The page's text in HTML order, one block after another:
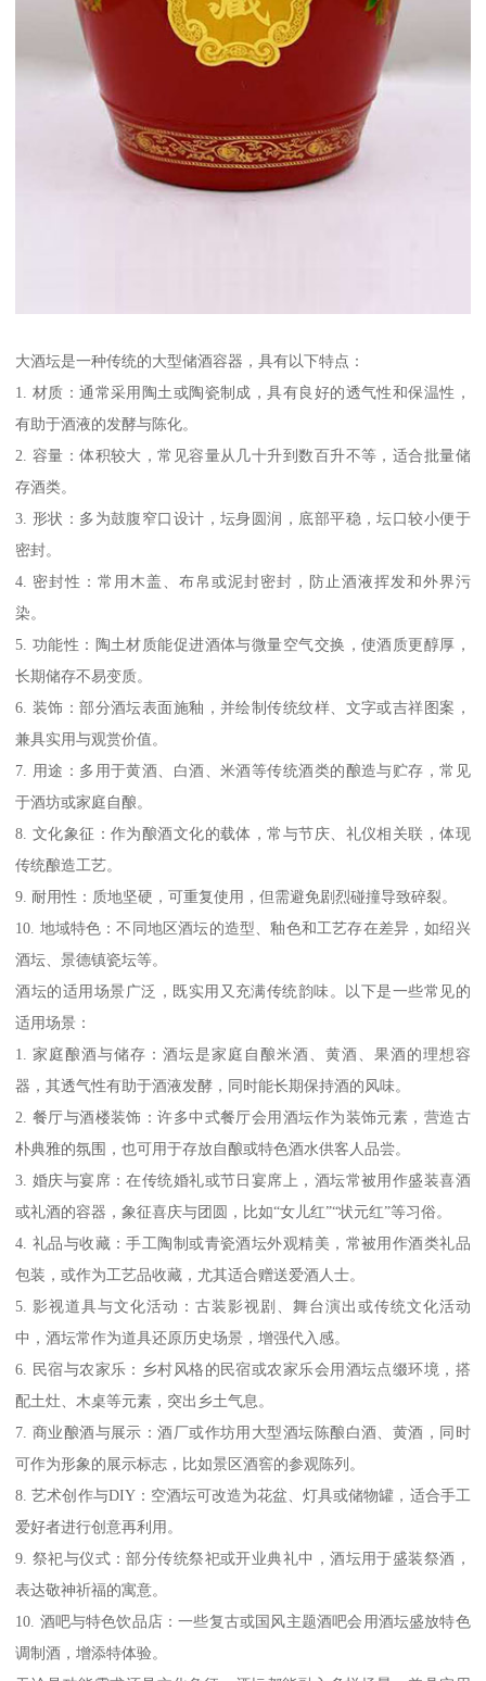
大酒坛是一种传统的大型储酒容器，具有以下特点：
1. 材质：通常采用陶土或陶瓷制成，具有良好的透气性和保温性，
有助于酒液的发酵与陈化。
2. 容量：体积较大，常见容量从几十升到数百升不等，适合批量储
存酒类。
3. 形状：多为鼓腹窄口设计，坛身圆润，底部平稳，坛口较小便于
密封。
4. 密封性：常用木盖、布帛或泥封密封，防止酒液挥发和外界污
染。
5. 功能性：陶土材质能促进酒体与微量空气交换，使酒质更醇厚，
长期储存不易变质。
6. 装饰：部分酒坛表面施釉，并绘制传统纹样、文字或吉祥图案，
兼具实用与观赏价值。
7. 用途：多用于黄酒、白酒、米酒等传统酒类的酿造与贮存，常见
于酒坊或家庭自酿。
8. 文化象征：作为酿酒文化的载体，常与节庆、礼仪相关联，体现
传统酿造工艺。
9. 耐用性：质地坚硬，可重复使用，但需避免剧烈碰撞导致碎裂。
10. 地域特色：不同地区酒坛的造型、釉色和工艺存在差异，如绍兴
酒坛、景德镇瓷坛等。
酒坛的适用场景广泛，既实用又充满传统韵味。以下是一些常见的
适用场景：
1. 家庭酿酒与储存：酒坛是家庭自酿米酒、黄酒、果酒的理想容
器，其透气性有助于酒液发酵，同时能长期保持酒的风味。
2. 餐厅与酒楼装饰：许多中式餐厅会用酒坛作为装饰元素，营造古
朴典雅的氛围，也可用于存放自酿或特色酒水供客人品尝。
3. 婚庆与宴席：在传统婚礼或节日宴席上，酒坛常被用作盛装喜酒
或礼酒的容器，象征喜庆与团圆，比如“女儿红”“状元红”等习俗。
4. 礼品与收藏：手工陶制或青瓷酒坛外观精美，常被用作酒类礼品
包装，或作为工艺品收藏，尤其适合赠送爱酒人士。
5. 影视道具与文化活动：古装影视剧、舞台演出或传统文化活动
中，酒坛常作为道具还原历史场景，增强代入感。
6. 民宿与农家乐：乡村风格的民宿或农家乐会用酒坛点缀环境，搭
配土灶、木桌等元素，突出乡土气息。
7. 商业酿酒与展示：酒厂或作坊用大型酒坛陈酿白酒、黄酒，同时
可作为形象的展示标志，比如景区酒窖的参观陈列。
8. 艺术创作与DIY：空酒坛可改造为花盆、灯具或储物罐，适合手工
爱好者进行创意再利用。
9. 祭祀与仪式：部分传统祭祀或开业典礼中，酒坛用于盛装祭酒，
表达敬神祈福的寓意。
10. 酒吧与特色饮品店：一些复古或国风主题酒吧会用酒坛盛放特色
调制酒，增添特体验。